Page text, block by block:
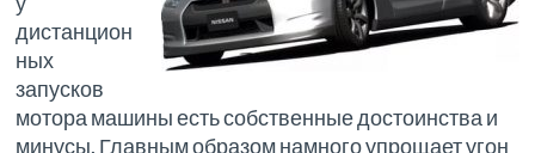
дистанцион
ных
запусков
мотора машины есть собственные достоинства и
минусы. Главным образом намного упрощает угон